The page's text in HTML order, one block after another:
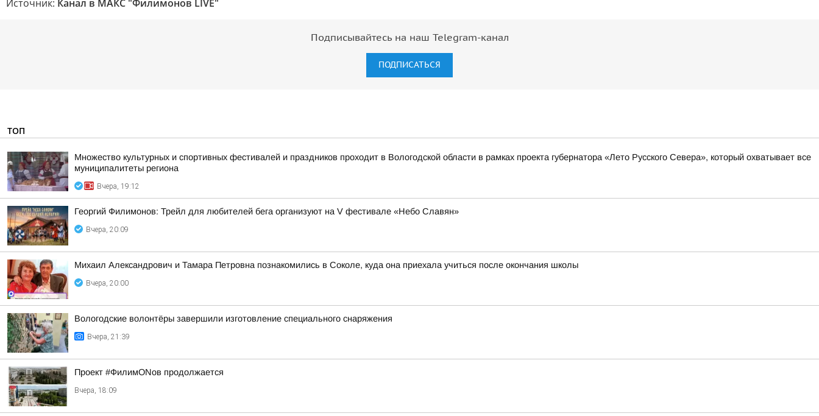
Источник: Канал в МАКС "Филимонов LIVE"
Подписывайтесь на наш Telegram-канал
ПОДПИСАТЬСЯ
ТОП
Множество культурных и спортивных фестивалей и праздников проходит в Вологодской области в рамках проекта губернатора «Лето Русского Севера», который охватывает все
муниципалитеты региона
Вчера, 19:12
Георгий Филимонов: Трейл для любителей бега организуют на V фестивале «Небо Славян»
Вчера, 20:09
Михаил Александрович и Тамара Петровна познакомились в Соколе, куда она приехала учиться после окончания школы
Вчера, 20:00
Вологодские волонтёры завершили изготовление специального снаряжения
Вчера, 21:39
Проект #ФилимONов продолжается
Вчера, 18:09